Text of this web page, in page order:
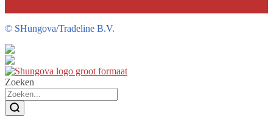
© SHungova/Tradeline B.V.
Zoeken